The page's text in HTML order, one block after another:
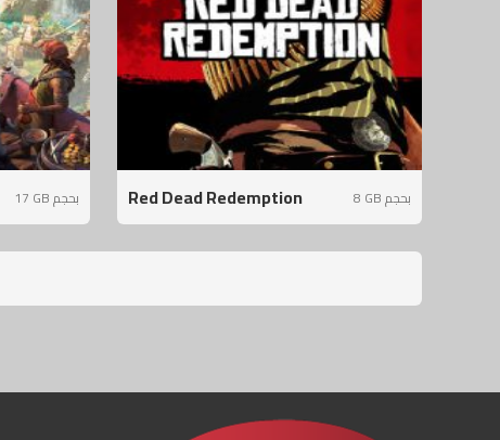
Red Dead Redemption 8 GB بحجم 17 GB بحجم